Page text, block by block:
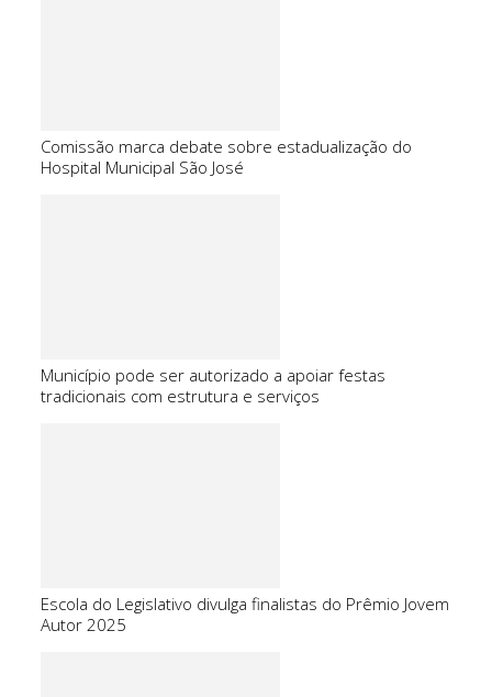
Comissão marca debate sobre estadualização do
Hospital Municipal São José
Município pode ser autorizado a apoiar festas
tradicionais com estrutura e serviços
Escola do Legislativo divulga finalistas do Prêmio Jovem
Autor 2025